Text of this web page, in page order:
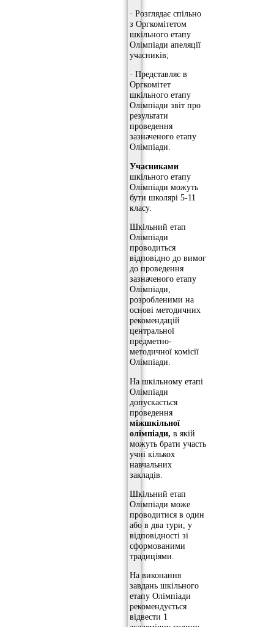
· Розглядає спільно
з Оргкомітетом
шкільного етапу
Олімпіади апеляції
учасників;
· Представляє в
Оргкомітет
шкільного етапу
Олімпіади звіт про
результати
проведення
зазначеного етапу
Олімпіади.
Учасниками
шкільного етапу
Олімпіади можуть
бути школярі 5-11
класу.
Шкільний етап
Олімпіади
проводиться
відповідно до вимог
до проведення
зазначеного етапу
Олімпіади,
розробленими на
основі методичних
рекомендацій
центральної
предметно-
методичної комісії
Олімпіади.
На шкільному етапі
Олімпіади
допускається
проведення
міжшкільної
олімпіади, в якій
можуть брати участь
учні кількох
навчальних
закладів.
Шкільний етап
Олімпіади може
проводитися в один
або в два тури, у
відповідності зі
сформованими
традиціями.
На виконання
завдань шкільного
етапу Олімпіади
рекомендується
відвести 1